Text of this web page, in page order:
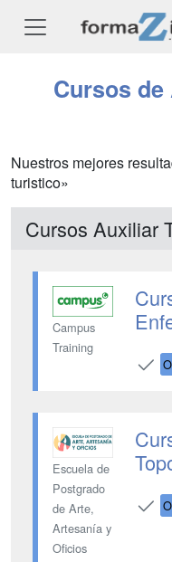
Cursos
Nuestros mejores
turistico»
Cursos Auxiliar
Campus
Training
Escuela de
Postgrado
de Arte,
Artesanía y
Oficios